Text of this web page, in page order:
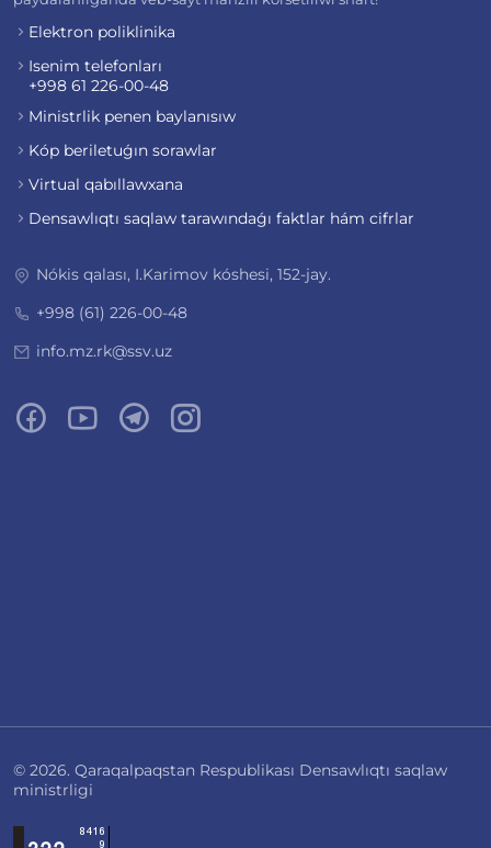
Elektron poliklinika
Isenim telefonları
+998 61 226-00-48
Ministrlik penen baylanısıw
Kóp beriletuǵın sorawlar
Virtual qabıllawxana
Densawlıqtı saqlaw tarawındaǵı faktlar hám cifrlar
Nókis qalası, I.Karimov kóshesi, 152-jay.
+998 (61) 226-00-48
info.mz.rk@ssv.uz
© 2026. Qaraqalpaqstan Respublikası Densawlıqtı saqlaw
ministrligi